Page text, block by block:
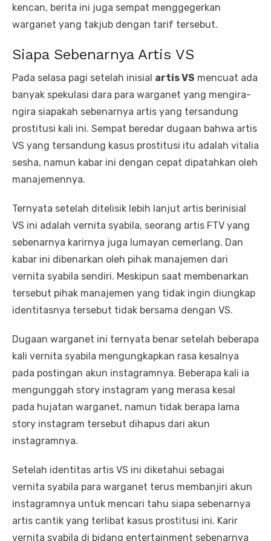
kencan, berita ini juga sempat menggegerkan
warganet yang takjub dengan tarif tersebut.
Siapa Sebenarnya Artis VS
Pada selasa pagi setelah inisial artis VS mencuat ada
banyak spekulasi dara para warganet yang mengira-
ngira siapakah sebenarnya artis yang tersandung
prostitusi kali ini. Sempat beredar dugaan bahwa artis
VS yang tersandung kasus prostitusi itu adalah vitalia
sesha, namun kabar ini dengan cepat dipatahkan oleh
manajemennya.
Ternyata setelah ditelisik lebih lanjut artis berinisial
VS ini adalah vernita syabila, seorang artis FTV yang
sebenarnya karirnya juga lumayan cemerlang. Dan
kabar ini dibenarkan oleh pihak manajemen dari
vernita syabila sendiri. Meskipun saat membenarkan
tersebut pihak manajemen yang tidak ingin diungkap
identitasnya tersebut tidak bersama dengan VS.
Dugaan warganet ini ternyata benar setelah beberapa
kali vernita syabila mengungkapkan rasa kesalnya
pada postingan akun instagramnya. Beberapa kali ia
mengunggah story instagram yang merasa kesal
pada hujatan warganet, namun tidak berapa lama
story instagram tersebut dihapus dari akun
instagramnya.
Setelah identitas artis VS ini diketahui sebagai
vernita syabila para warganet terus membanjiri akun
instagramnya untuk mencari tahu siapa sebenarnya
artis cantik yang terlibat kasus prostitusi ini. Karir
vernita syabila di bidang entertainment sebenarnya